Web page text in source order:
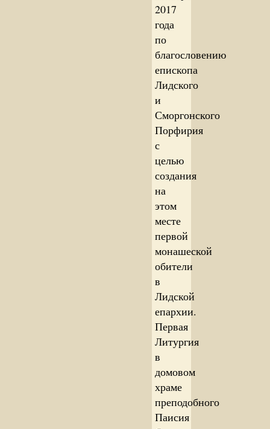
2017
года
по
благословению
епископа
Лидского
и
Сморгонского
Порфирия
с
целью
создания
на
этом
месте
первой
монашеской
обители
в
Лидской
епархии.
Первая
Литургия
в
домовом
храме
преподобного
Паисия